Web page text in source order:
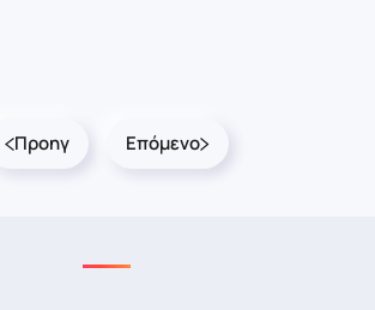
Προηγ Επόμενο